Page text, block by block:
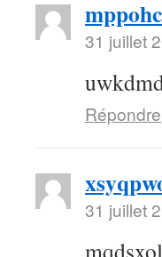
31 juillet
Répondre
31 juillet